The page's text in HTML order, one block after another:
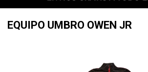
EQUIPO UMBRO OWEN JR